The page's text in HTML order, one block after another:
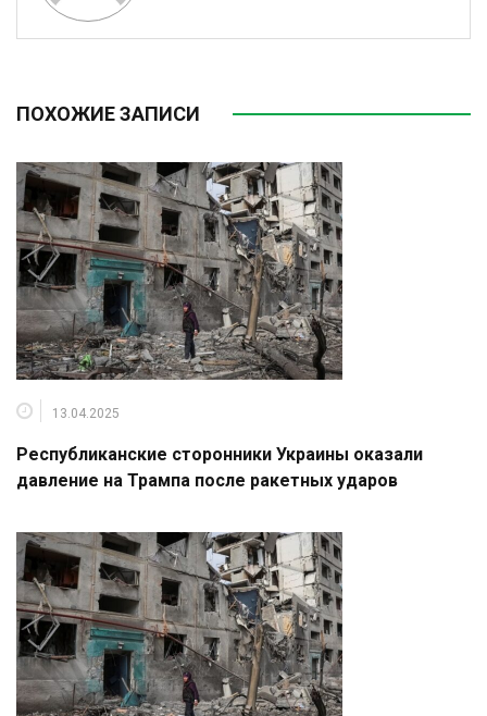
ПОХОЖИЕ ЗАПИСИ
13.04.2025
Республиканские сторонники Украины оказали
давление на Трампа после ракетных ударов